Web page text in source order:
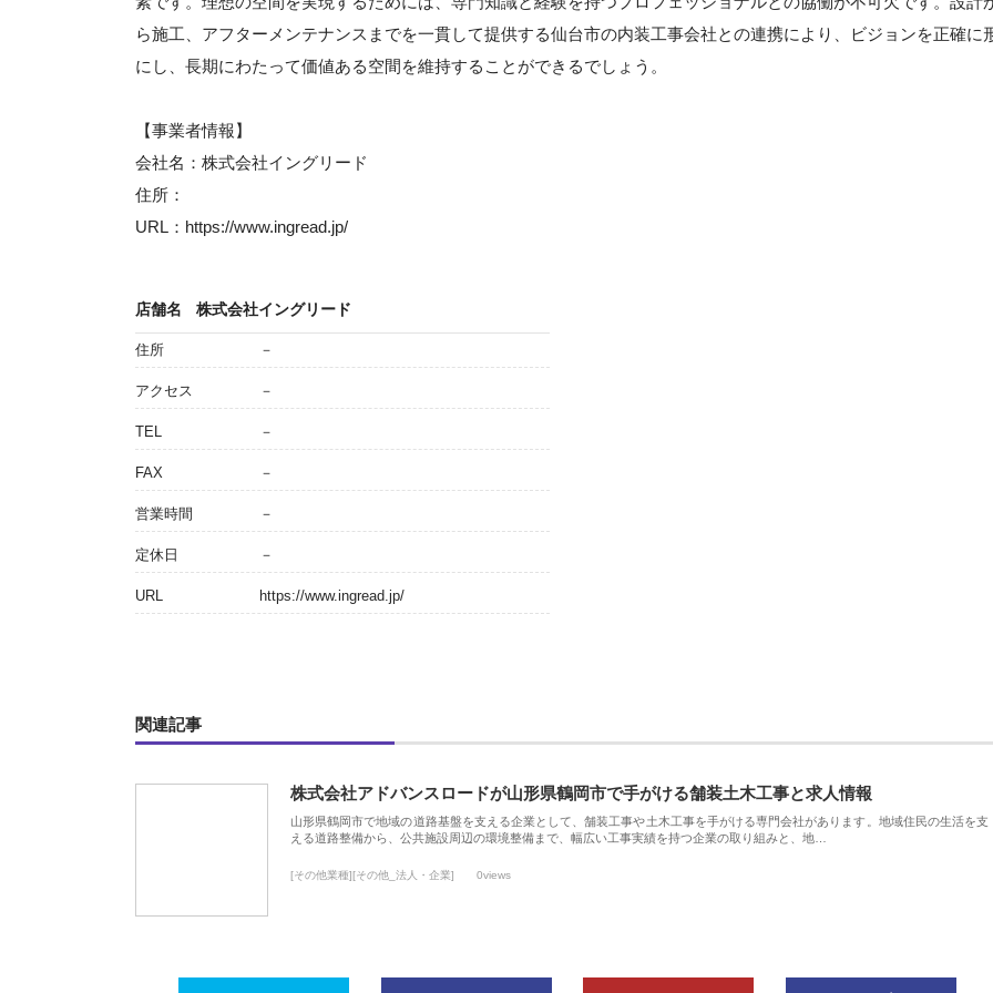
ら施工、アフターメンテナンスまでを一貫して提供する仙台市の内装工事会社との連携により、ビジョンを正確に
にし、長期にわたって価値ある空間を維持することができるでしょう。
【事業者情報】
会社名：株式会社イングリード
住所：
URL：https://www.ingread.jp/
店舗名 株式会社イングリード
住所 －
アクセス －
TEL －
FAX －
営業時間 －
定休日 －
URL https://www.ingread.jp/
関連記事
株式会社アドバンスロードが山形県鶴岡市で手がける舗装土木工事と求人情報
山形県鶴岡市で地域の道路基盤を支える企業として、舗装工事や土木工事を手がける専門会社があります。地域住民の生活を支
える道路整備から、公共施設周辺の環境整備まで、幅広い工事実績を持つ企業の取り組みと、地…
[その他業種][その他_法人・企業] 0views